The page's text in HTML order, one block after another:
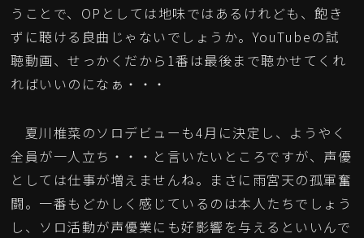
うことで、OPとしては地味ではあるけれども、飽き
ずに聴ける良曲じゃないでしょうか。YouTubeの試
聴動画、せっかくだから1番は最後まで聴かせてくれ
ればいいのになぁ・・・
夏川椎菜のソロデビューも4月に決定し、ようやく
全員が一人立ち・・・と言いたいところですが、声優
としては仕事が増えませんね。まさに雨宮天の孤軍奮
闘。一番もどかしく感じているのは本人たちでしょう
し、ソロ活動が声優業にも好影響を与えるといいんで